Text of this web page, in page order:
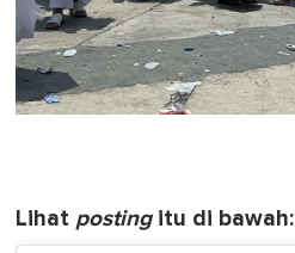
Lihat postingitu di bawah: